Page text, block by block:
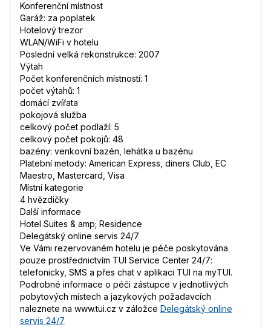
Konferenční místnost
Garáž: za poplatek
Hotelový trezor
WLAN/WiFi v hotelu
Poslední velká rekonstrukce: 2007
Výtah
Počet konferenčních místností: 1
počet výtahů: 1
domácí zvířata
pokojová služba
celkový počet podlaží: 5
celkový počet pokojů: 48
bazény: venkovní bazén, lehátka u bazénu
Platební metody: American Express, diners Club, EC
Maestro, Mastercard, Visa
Místní kategorie
4 hvězdičky
Další informace
Hotel Suites & amp; Residence
Delegátský online servis 24/7
Ve Vámi rezervovaném hotelu je péče poskytována
pouze prostřednictvím TUI Service Center 24/7:
telefonicky, SMS a přes chat v aplikaci TUI na myTUI.
Podrobné informace o péči zástupce v jednotlivých
pobytových místech a jazykových požadavcích
naleznete na www.tui.cz v záložce Delegátský online
servis 24/7